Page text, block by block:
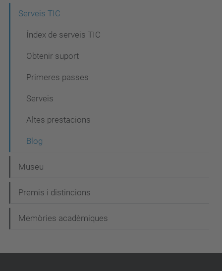
g
Serveis TIC
Índex de serveis TIC
Obtenir suport
Primeres passes
Serveis
Altes prestacions
Blog
Museu
Premis i distincions
Memòries acadèmiques